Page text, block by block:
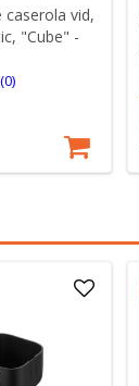
caserola vid,
"Cube" -
(0)